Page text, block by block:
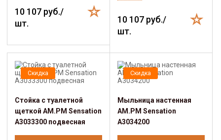
10 107 руб./
шт.
10 107 руб./
шт.
Скидка
Стойка с туалетной
щеткой AM.PM Sensation
A3033300 подвесная
Скидка
Мыльница настенная
AM.PM Sensation
A3034200